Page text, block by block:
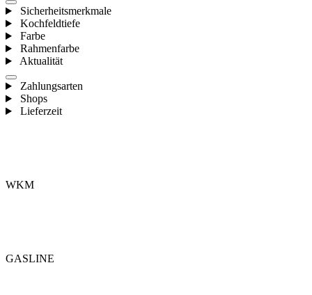
Sicherheitsmerkmale
Kochfeldtiefe
Farbe
Rahmenfarbe
Aktualität
Zahlungsarten
Shops
Lieferzeit
WKM
GASLINE